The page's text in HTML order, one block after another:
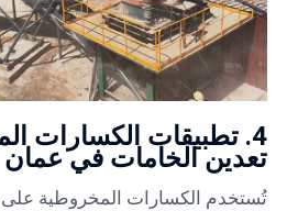
4. تطبيقات الكسارات
تعدين الخامات في عمان
تُستخدم الكسارات المخروطية